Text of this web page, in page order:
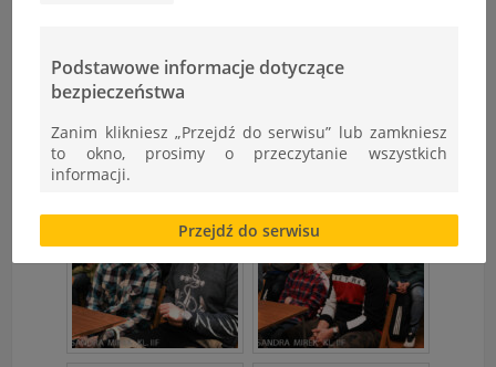
Podstawowe informacje dotyczące
bezpieczeństwa
Zanim klikniesz „Przejdź do serwisu” lub zamkniesz
to okno, prosimy o przeczytanie wszystkich
informacji.
Brak zgody bądź ograniczenie funkcjonalności plików
cookies lub local storage, może utrudnić lub
uniemożliwić korzystanie z Serwisu.
Informacje dotyczące polityki prywatności oraz
przetwarzania danych osobowych dostępne są cały
czas w sekcji
Przejdź do serwisu